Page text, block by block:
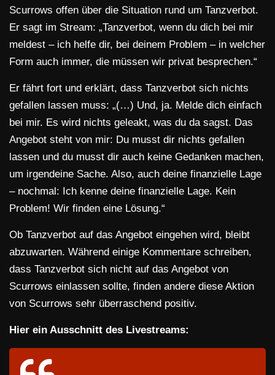
Scurrows offen über die Situation rund um Tanzverbot.
Er sagt im Stream: „Tanzverbot, wenn du dich bei mir
meldest – ich helfe dir, bei deinem Problem – in welcher
Form auch immer, die müssen wir privat besprechen.“
Er fährt fort und erklärt, dass Tanzverbot sich nichts
gefallen lassen muss: „(…) Und, ja. Melde dich einfach
bei mir. Es wird nichts geleakt, was du da sagst. Das
Angebot steht von mir: Du musst dir nichts gefallen
lassen und du musst dir auch keine Gedanken machen,
um irgendeine Sache. Also, auch deine finanzielle Lage
– nochmal: Ich kenne deine finanzielle Lage. Kein
Problem! Wir finden eine Lösung.“
Ob Tanzverbot auf das Angebot eingehen wird, bleibt
abzuwarten. Während einige Kommentare schreiben,
dass Tanzverbot sich nicht auf das Angebot von
Scurrows einlassen sollte, finden andere diese Aktion
von Scurrows sehr überraschend positiv.
Hier ein Ausschnitt des Livestreams: